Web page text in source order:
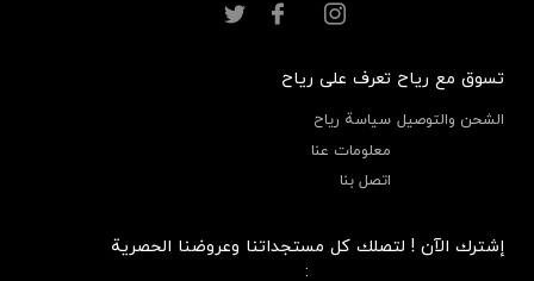
تسوق مع رياح
الشحن والتوصيل
تعرف على رياح
سياسة رياح
معلومات عنا
اتصل بنا
إشترك الآن ! لتصلك كل مستجداتنا وعروضنا الحصرية
: